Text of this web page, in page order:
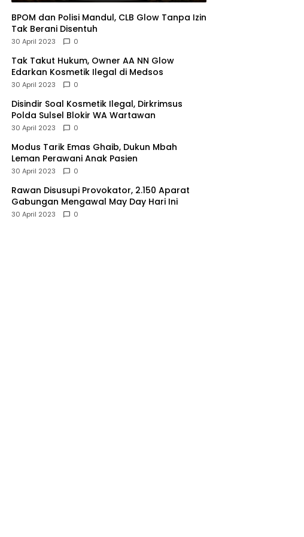
BPOM dan Polisi Mandul, CLB Glow Tanpa Izin
Tak Berani Disentuh
30 April 2023 0
Tak Takut Hukum, Owner AA NN Glow
Edarkan Kosmetik Ilegal di Medsos
30 April 2023 0
Disindir Soal Kosmetik Ilegal, Dirkrimsus
Polda Sulsel Blokir WA Wartawan
30 April 2023 0
Modus Tarik Emas Ghaib, Dukun Mbah
Leman Perawani Anak Pasien
30 April 2023 0
Rawan Disusupi Provokator, 2.150 Aparat
Gabungan Mengawal May Day Hari Ini
30 April 2023 0